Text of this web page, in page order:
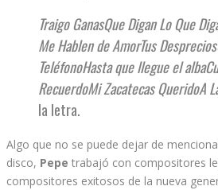
Traigo GanasQue Digan Lo Que
Me Hablen de AmorTus
TeléfonoHasta que llegue el
RecuerdoMi Zacatecas QueridoA
la letra.
Algo que no se puede dejar de
disco, Pepe trabajó con compositores
compositores exitosos de la nueva